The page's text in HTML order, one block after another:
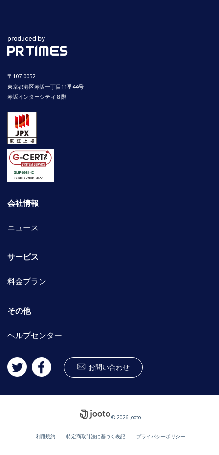
〒107-0052
東京都港区赤坂一丁目11番44号
赤坂インターシティ８階
会社情報
ニュース
サービス
料金プラン
その他
ヘルプセンター
お問い合わせ
© 2026 Jooto
利用規約 特定商取引法に基づく表記 プライバシーポリシー